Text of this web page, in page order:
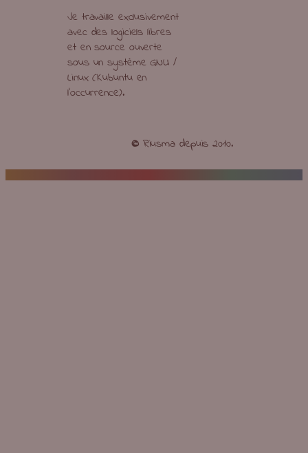
Je travaille exclusivement
avec des logiciels libres
et en source ouverte
sous un système GNU /
Linux (Kubuntu en
l’occurrence).
©Riusma depuis 2010.